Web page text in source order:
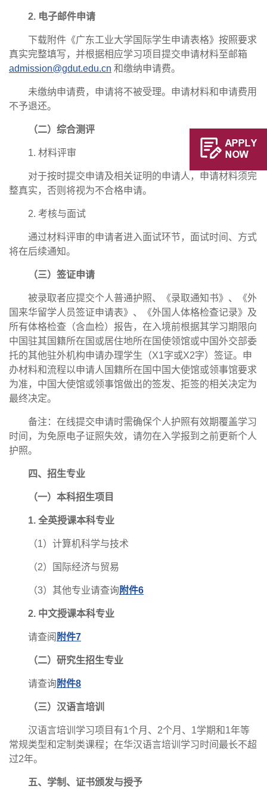
2. 电子邮件申请
下载附件《广东工业大学国际学生申请表格》按照要求
真实完整填写，并根据相应学习项目提交申请材料至邮箱
admission@gdut.edu.cn 和缴纳申请费。
未缴纳申请费，申请将不被受理。申请材料和申请费用
不予退还。
（二）综合测评
1. 材料评审
对于按时提交申请及相关证明的申请人，申请材料须完
整真实，否则将视为不合格申请。
2. 考核与面试
通过材料评审的申请者进入面试环节，面试时间、方式
将在后续通知。
（三）签证申请
被录取者应提交个人普通护照、《录取通知书》、《外
国来华留学人员签证申请表》、《外国人体格检查记录》及
所有体格检查（含血检）报告，在入境前根据其学习期限向
中国驻其国籍所在国或居住地所在国使领馆或中国外交部委
托的其他驻外机构申请办理学生（X1字或X2字）签证。申
办材料和流程以申请人国籍所在国中国大使馆或领事馆要求
为准，中国大使馆或领事馆做出的签发、拒签的相关决定为
最终决定。
备注：在线提交申请时需确保个人护照有效期覆盖学习
时间，为免原电子证照失效，请勿在入学报到之前更新个人
护照。
四、招生专业
（一）本科招生项目
1. 全英授课本科专业
（1）计算机科学与技术
（2）国际经济与贸易
（3）其他专业请查询 附件6
2. 中文授课本科专业
请查阅 附件7
（二）研究生招生专业
请查询 附件8
（三）汉语言培训
汉语言培训学习项目有1个月、2个月、1学期和1年等
常规类型和定制类课程；在华汉语言培训学习时间最长不超
过2年。
五、学制、证书颁发与授予